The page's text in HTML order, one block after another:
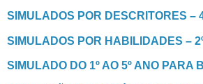
SIMULADOS POR DESCRITORES –
SIMULADOS POR HABILIDADES –
SIMULADO DO 1º AO 5º ANO PARA